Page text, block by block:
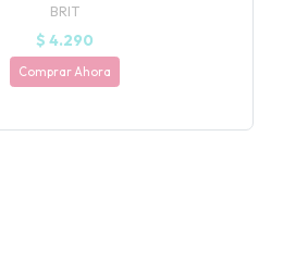
BRIT
$ 4.290
Comprar Ahora